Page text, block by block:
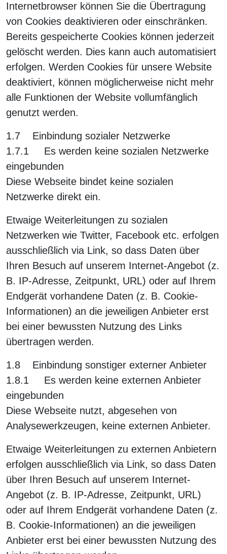
Internetbrowser können Sie die Übertragung
von Cookies deaktivieren oder einschränken.
Bereits gespeicherte Cookies können jederzeit
gelöscht werden. Dies kann auch automatisiert
erfolgen. Werden Cookies für unsere Website
deaktiviert, können möglicherweise nicht mehr
alle Funktionen der Website vollumfänglich
genutzt werden.
1.7 Einbindung sozialer Netzwerke
1.7.1 Es werden keine sozialen Netzwerke
eingebunden
Diese Webseite bindet keine sozialen
Netzwerke direkt ein.
Etwaige Weiterleitungen zu sozialen
Netzwerken wie Twitter, Facebook etc. erfolgen
ausschließlich via Link, so dass Daten über
Ihren Besuch auf unserem Internet-Angebot (z.
B. IP-Adresse, Zeitpunkt, URL) oder auf Ihrem
Endgerät vorhandene Daten (z. B. Cookie-
Informationen) an die jeweiligen Anbieter erst
bei einer bewussten Nutzung des Links
übertragen werden.
1.8 Einbindung sonstiger externer Anbieter
1.8.1 Es werden keine externen Anbieter
eingebunden
Diese Webseite nutzt, abgesehen von
Analysewerkzeugen, keine externen Anbieter.
Etwaige Weiterleitungen zu externen Anbietern
erfolgen ausschließlich via Link, so dass Daten
über Ihren Besuch auf unserem Internet-
Angebot (z. B. IP-Adresse, Zeitpunkt, URL)
oder auf Ihrem Endgerät vorhandene Daten (z.
B. Cookie-Informationen) an die jeweiligen
Anbieter erst bei einer bewussten Nutzung des